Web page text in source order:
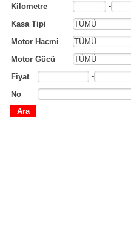
Kilometre
-
Kasa Tipi
TÜMÜ
Motor Hacmi
TÜMÜ
Motor Gücü
TÜMÜ
Fiyat
-
No